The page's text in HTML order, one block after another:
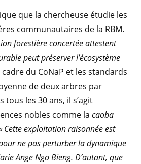
que la chercheuse étudie les
communautaires de la RBM.
forestière concertée attestent
peut préserver l’écosystème
cadre du CoNaP et les standards
de deux arbres par
les 30 ans, il s’agit
nobles comme la caoba
Cette exploitation raisonnée est
ne pas perturber la dynamique
Ange Ngo Bieng. D’autant, que